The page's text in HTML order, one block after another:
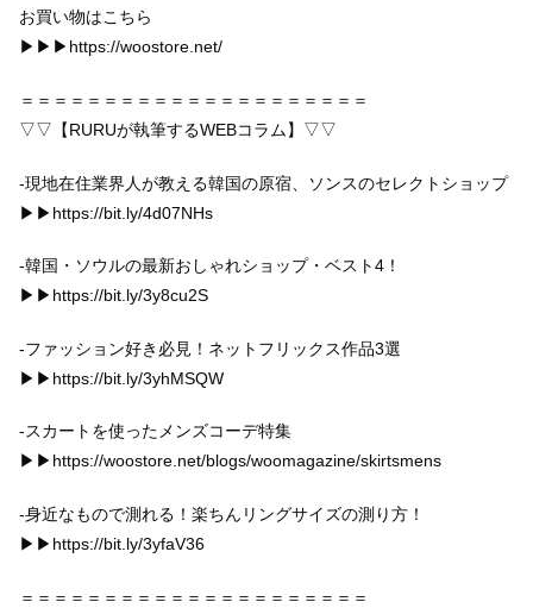
お買い物はこちら
▶︎▶︎▶︎https://woostore.net/
＝＝＝＝＝＝＝＝＝＝＝＝＝＝＝＝＝＝＝＝＝
▽▽【RURUが執筆するWEBコラム】▽▽
-現地在住業界人が教える韓国の原宿、ソンスのセレクトショップ
▶︎▶︎https://bit.ly/4d07NHs
-韓国・ソウルの最新おしゃれショップ・ベスト4！
▶︎▶︎https://bit.ly/3y8cu2S
-ファッション好き必見！ネットフリックス作品3選
▶︎▶︎https://bit.ly/3yhMSQW
-スカートを使ったメンズコーデ特集
▶︎▶︎https://woostore.net/blogs/woomagazine/skirtsmens
-身近なもので測れる！楽ちんリングサイズの測り方！
▶︎▶︎https://bit.ly/3yfaV36
＝＝＝＝＝＝＝＝＝＝＝＝＝＝＝＝＝＝＝＝＝